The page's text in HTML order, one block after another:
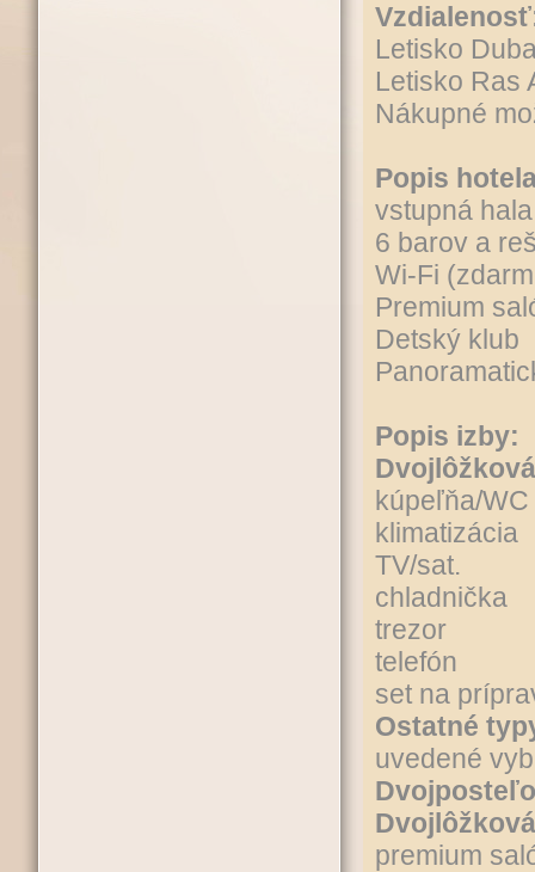
Letisko
Letisko Ras
Nákupné
Popis
vstupná
6 barov a
Wi-Fi
Premium
Detský klub
Popis izby:
kúpeľňa/
klimatizácia
TV/sat.
chladnička
trezor
telefón
set na
Ostatné
uvedené
premium